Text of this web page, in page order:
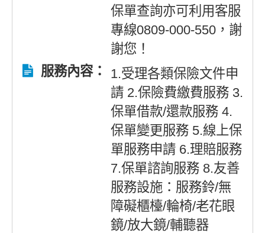
保單查詢亦可利用客服
專線0809-000-550，謝
謝您！
服務內容：
1.受理各類保險文件申
請 2.保險費繳費服務 3.
保單借款/還款服務 4.
保單變更服務 5.線上保
單服務申請 6.理賠服務
7.保單諮詢服務 8.友善
服務設施：服務鈴/無
障礙櫃檯/輪椅/老花眼
鏡/放大鏡/輔聽器